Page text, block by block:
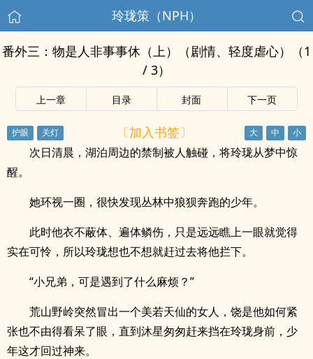
玲珑策（NPH）
番外三：物是人非事事休（上）（剧情、轻度虐心）（1
/ 3）
上一章 目录 封面 下一页
〔加入书签〕
次日清晨，湖泊周边的禁制被人触碰，将玲珑从梦中惊
醒。
她环视一圈，很快发现丛林中狼狈奔跑的少年。
此时他衣不蔽体、遍体鳞伤，只是远远瞧上一眼就觉得
实在可怜，所以玲珑想也不想就赶过去将他拦下。
“小兄弟，可是遇到了什么麻烦？”
荒山野岭突然冒出一个美若天仙的女人，饶是他如何紧
张也不由得看呆了眼，直到沐星匆匆赶来挡在玲珑身前，少
年这才回过神来。